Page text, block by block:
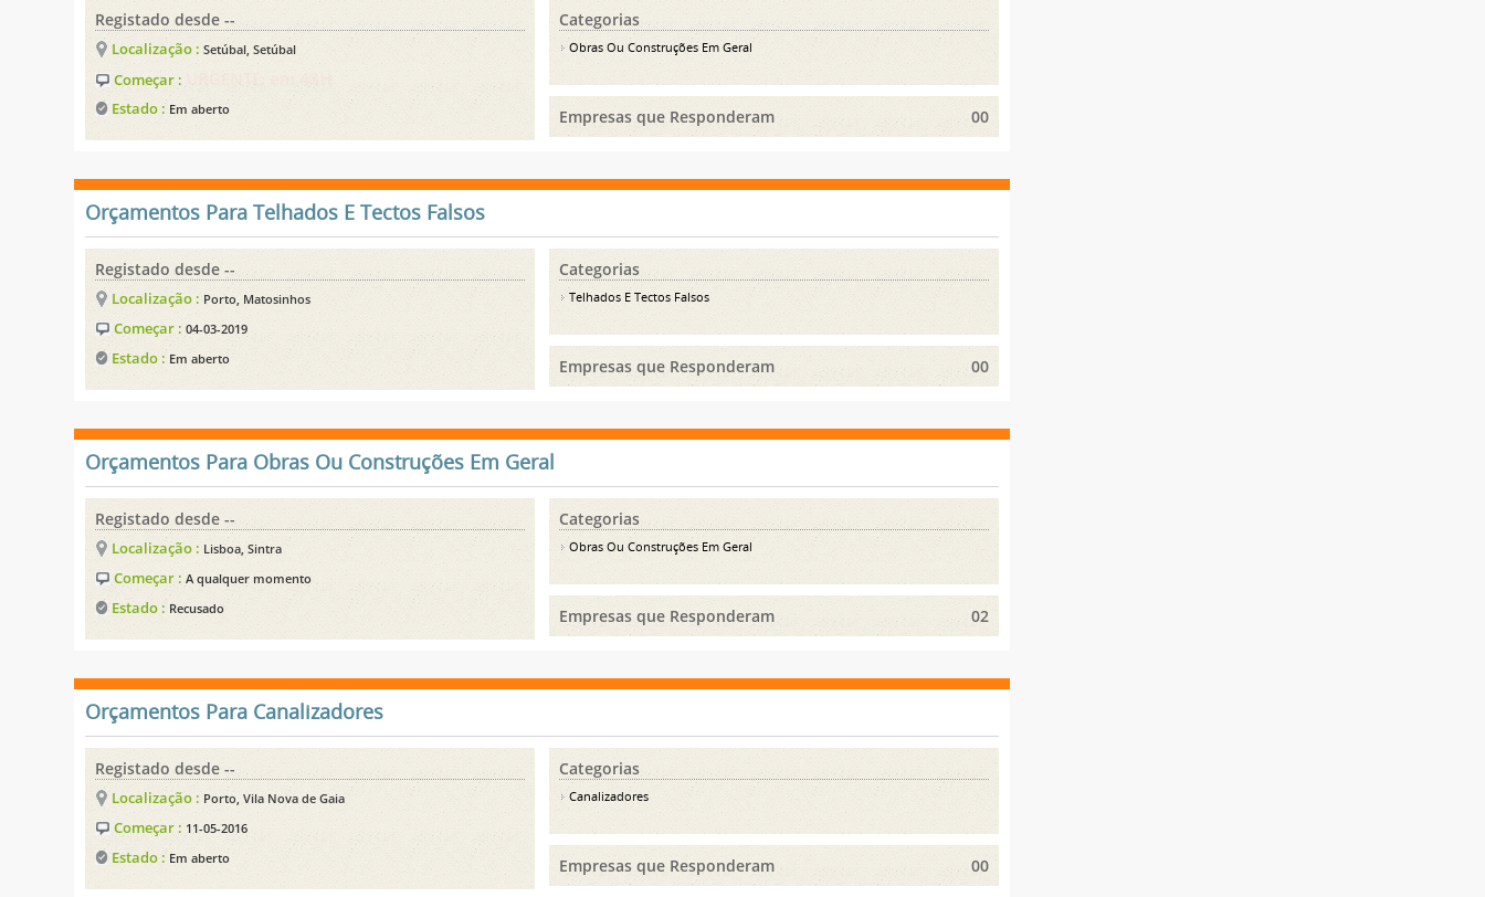
Registado desde --
Localização :Setúbal, Setúbal
Começar :
Estado : Em aberto
Categorias
Obras Ou Construções Em Geral
Empresas que Responderam 00
Orçamentos Para Telhados E Tectos Falsos
Registado desde --
Localização : Porto, Matosinhos
Começar :04-03-2019
Estado : Em aberto
Categorias
Telhados E Tectos Falsos
Empresas que Responderam 00
Orçamentos Para Obras Ou Construções Em Geral
Registado desde --
Localização : Lisboa, Sintra
Começar :A qualquer momento
Estado : Recusado
Categorias
Obras Ou Construções Em Geral
Empresas que Responderam 02
Orçamentos Para Canalizadores
Registado desde --
Localização : Porto, Vila Nova de Gaia
Começar : 11-05-2016
Estado : Em aberto
Categorias
Canalizadores
Empresas que Responderam 00